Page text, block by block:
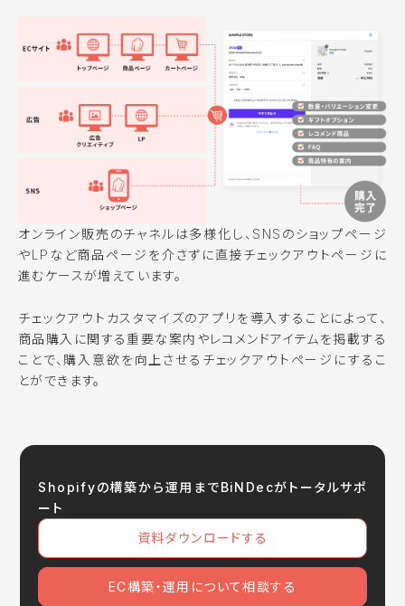
オンライン販売のチャネルは多様化し、SNSのショップページ
やLPなど商品ページを介さずに直接チェックアウトページに
進むケースが増えています。
チェックアウトカスタマイズのアプリを導入することによって、
商品購入に関する重要な案内やレコメンドアイテムを掲載する
ことで、購入意欲を向上させるチェックアウトページにするこ
とができます。
Shopifyの構築から運用までBiNDecがトータルサポ
ート
資料ダウンロードする
EC構築・運用について相談する